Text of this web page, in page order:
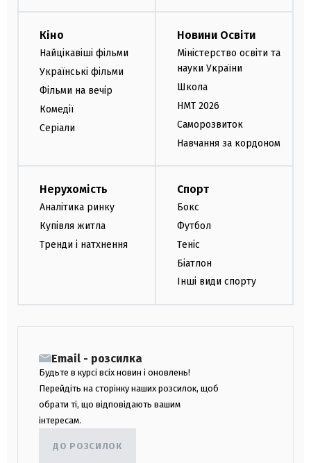
Кіно
Найцікавіші фільми
Українські фільми
Фільми на вечір
Комедії
Серіали
Новини Освіти
Міністерство освіти та
науки України
Школа
НМТ 2026
Саморозвиток
Навчання за кордоном
Нерухомість
Аналітика ринку
Купівля житла
Тренди і натхнення
Спорт
Бокс
Футбол
Теніс
Біатлон
Інші види спорту
Email - розсилка
Будьте в курсі всіх новин і оновлень!
Перейдіть на сторінку наших розсилок, щоб
обрати ті, що відповідають вашим
інтересам.
ДО РОЗСИЛОК